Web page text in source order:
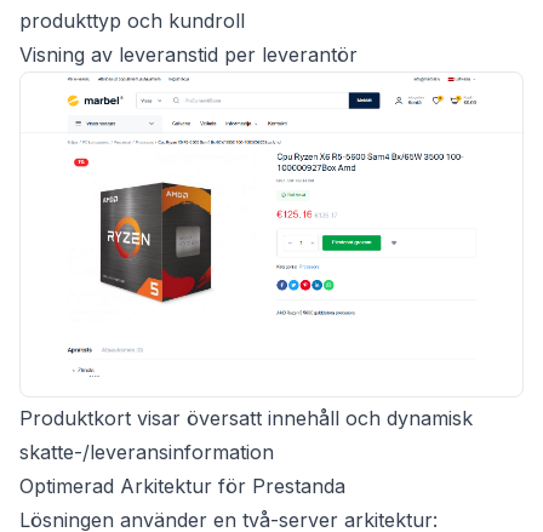
produkttyp och kundroll
Visning av leveranstid per leverantör
Produktkort visar översatt innehåll och dynamisk
skatte-/leveransinformation
Optimerad Arkitektur för Prestanda
Lösningen använder en två-server arkitektur: